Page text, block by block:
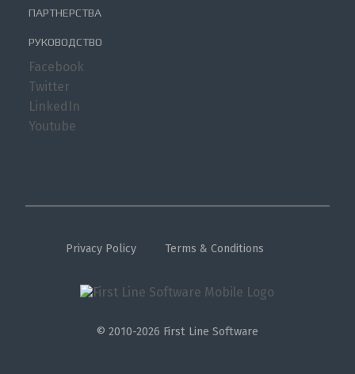
ПАРТНЕРСТВА
РУКОВОДСТВО
Facebook
Twitter
LinkedIn
Youtube
Privacy Policy Terms & Conditions
© 2010-2026 First Line Software